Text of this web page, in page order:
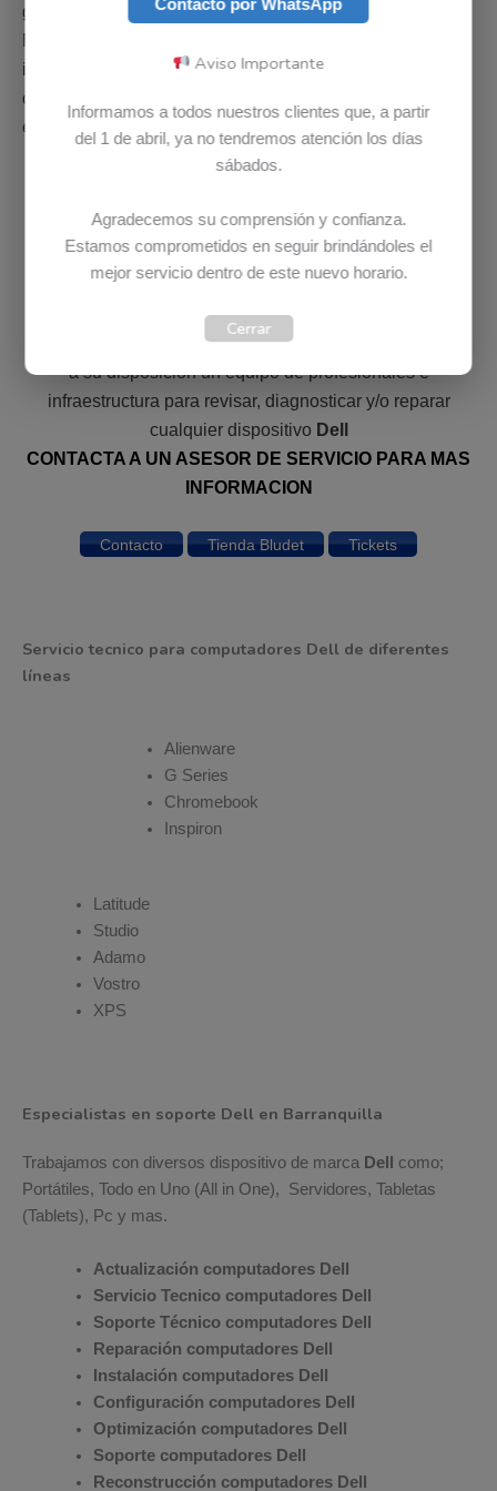
garantizados para computadoresDellen Colombia.
instalar, configurar o reparar cualquier parte de un
computador
el país, es posible solicitarla bajo importación.
DIAGNOSTICO DELL COMPLETAMENTE GRATIS
En Bludet el diagnostico o la revisión no tiene ningún
costo, revisamos su computadorDell
a su disposición un equipo de profesionales e
infraestructura para revisar, diagnosticar y/o reparar
cualquier dispositivo Dell
CONTACTA A UN ASESOR DE SERVICIO PARA MAS
INFORMACION
Contacto Tienda Bludet Tickets
Servicio tecnico para computadores Dell de diferentes
líneas
Alienware
G Series
Chromebook
Inspiron
Latitude
Studio
Adamo
Vostro
XPS
Especialistas en soporte Dell en Barranquilla
Trabajamos con diversos dispositivo de marca Dell
como;
Portátiles, Todo en Uno (All in One), Servidores, Tabletas
(Tablets), Pc y mas.
Actualización computadores Dell
Servicio Tecnico computadores Dell
Soporte Técnico computadores Dell
Reparación computadores Dell
Instalación computadores Dell
Configuración computadores Dell
Optimización computadores Dell
Soporte computadores Dell
Reconstrucción computadores Dell
Contacto por WhatsApp
Aviso Importante
Informamos a todos nuestros clientes que, a partir
del 1 de abril, ya no tendremos atención los días
sábados.
Agradecemos su comprensión y confianza.
Estamos comprometidos en seguir brindándoles el
mejor servicio dentro de este nuevo horario.
Cerrar